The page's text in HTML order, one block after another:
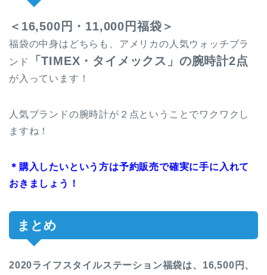
＜16,500円・11,000円福袋＞
福袋の中身はどちらも、アメリカの人気ウォッチブラ
ンド
「TIMEX・タイメックス」の腕時計2点
が入っています！
人気ブランドの腕時計が２点ということでワクワクし
ますね！
＊購入したいという方は予約販売で確実に手に入れて
おきましょう！
まとめ
2020ライフスタイルステーション福袋は、16,500円、